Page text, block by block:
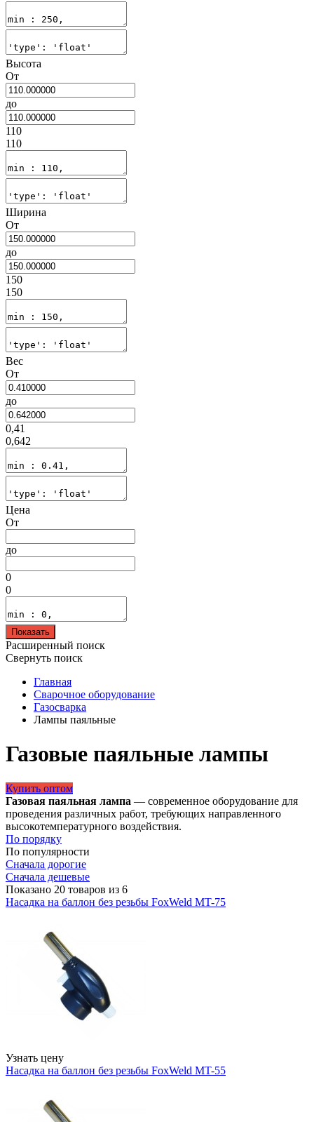
Высота
От
до
110
110
Ширина
От
до
150
150
Вес
От
до
0,41
0,642
Цена
От
до
0
0
Показать
Расширенный поиск
Свернуть поиск
Главная
Сварочное оборудование
Газосварка
Лампы паяльные
Газовые паяльные лампы
Купить оптом
Газовая паяльная лампа — современное оборудование для
проведения различных работ, требующих направленного
высокотемпературного воздействия.
По порядку
По популярности
Сначала дорогие
Сначала дешевые
Показано 20 товаров из 6
Насадка на баллон без резьбы FoxWeld MT-75
Узнать цену
Насадка на баллон без резьбы FoxWeld MT-55